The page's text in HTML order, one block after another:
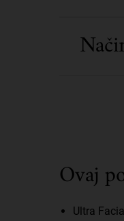
Ovaj
Ultra